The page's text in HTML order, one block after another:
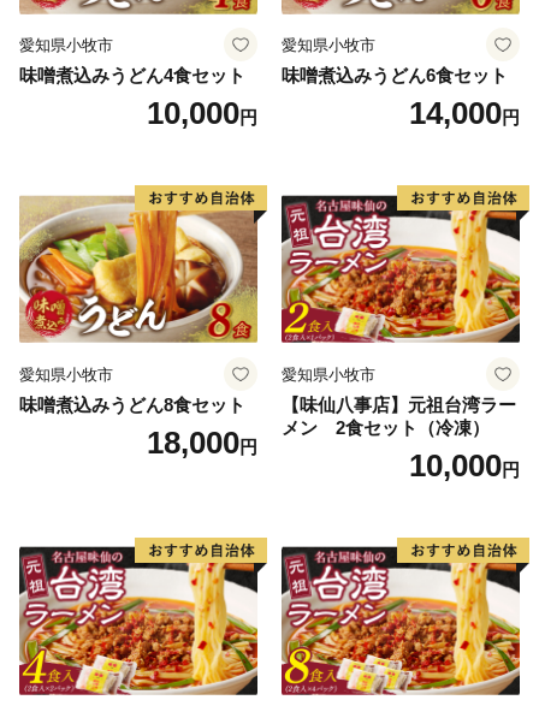
愛知県小牧市
味噌煮込みうどん4食セット
10,000円
愛知県小牧市
味噌煮込みうどん6食セット
14,000円
愛知県小牧市
味噌煮込みうどん8食セット
18,000円
愛知県小牧市
【味仙八事店】元祖台湾ラー
メン 2食セット（冷凍）
10,000円